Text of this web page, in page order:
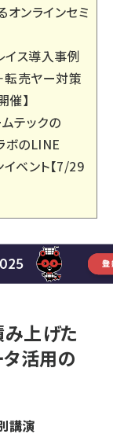
ンラインセミ
イス導入事例
転売ヤー対策
】
テックの
ボのLINE
ベント【7/29
上げた
活用の
講演